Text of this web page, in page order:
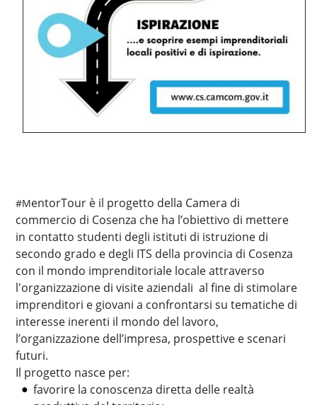
#MentorTour è il progetto della Camera di
commercio di Cosenza che ha l’obiettivo di mettere
in contatto studenti degli istituti di istruzione di
secondo grado e degli ITS della provincia di Cosenza
con il mondo imprenditoriale locale attraverso
l'organizzazione di visite aziendali al fine di stimolare
imprenditori e giovani a confrontarsi su tematiche di
interesse inerenti il mondo del lavoro,
l’organizzazione dell’impresa, prospettive e scenari
futuri.
Il progetto nasce per:
favorire la conoscenza diretta delle realtà